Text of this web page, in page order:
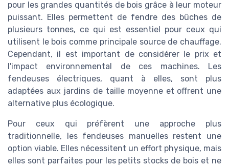
pour les grandes quantités de bois grâce à leur moteur
puissant. Elles permettent de fendre des bûches de
plusieurs tonnes, ce qui est essentiel pour ceux qui
utilisent le bois comme principale source de chauffage.
Cependant, il est important de considérer le prix et
l'impact environnemental de ces machines. Les
fendeuses électriques, quant à elles, sont plus
adaptées aux jardins de taille moyenne et offrent une
alternative plus écologique.
Pour ceux qui préfèrent une approche plus
traditionnelle, les fendeuses manuelles restent une
option viable. Elles nécessitent un effort physique, mais
elles sont parfaites pour les petits stocks de bois et ne